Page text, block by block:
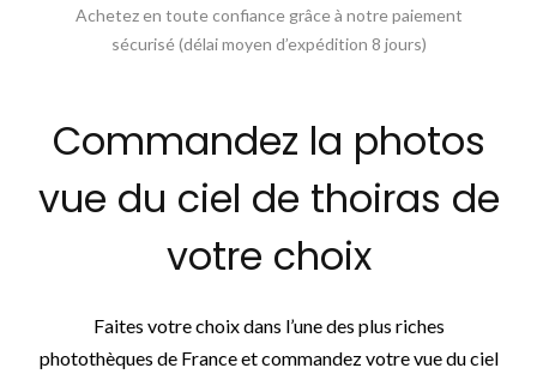
Achetez en toute confiance grâce à notre paiement
sécurisé (délai moyen d’expédition 8 jours)
Commandez la photos
vue du ciel de thoiras de
votre choix
Faites votre choix dans l’une des plus riches
photothèques de France et commandez votre vue du ciel